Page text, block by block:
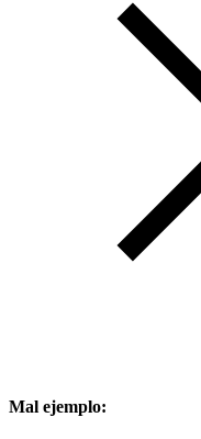
Mal ejemplo: